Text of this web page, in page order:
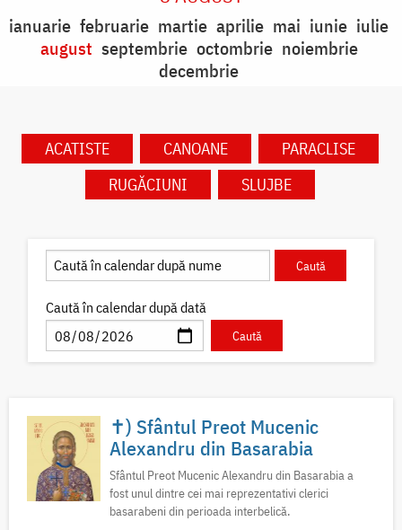
ianuarie februarie martie aprilie mai iunie iulie
august septembrie octombrie noiembrie
decembrie
ACATISTE CANOANE
PARACLISE
RUGĂCIUNI
SLUJBE
Caută în calendar după dată
✝) Sfântul Preot Mucenic
Alexandru din Basarabia
Sfântul Preot Mucenic Alexandru din Basarabia a
fost unul dintre cei mai reprezentativi clerici
basarabeni din perioada interbelică.